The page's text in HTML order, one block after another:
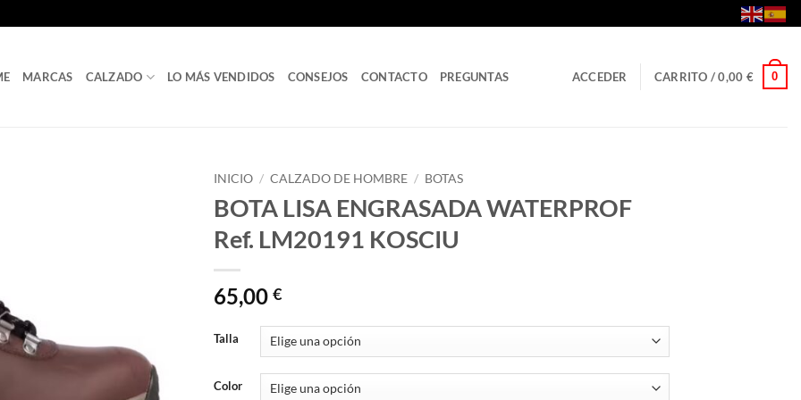
MARCAS CALZADO LO MÁS VENDIDOS CONSEJOS CONTACTO PREGUNTAS ACCEDER CARRITO /0,00 € 0
INICIO / CALZADO DE HOMBRE / BOTAS
BOTA LISA ENGRASADA WATERPROF
Ref. LM20191 KOSCIU
65,00 €
Talla
Color